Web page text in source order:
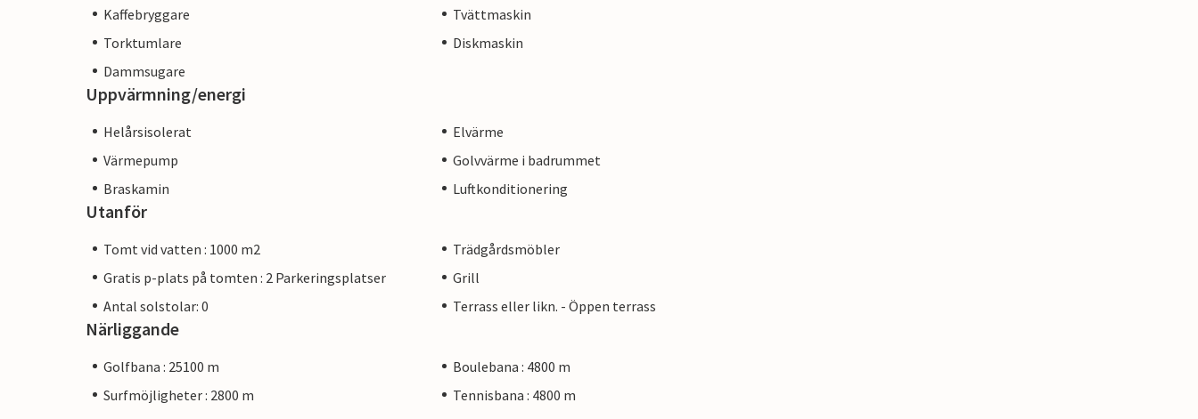
Kaffebryggare
Tvättmaskin
Torktumlare
Diskmaskin
Dammsugare
Uppvärmning/energi
Helårsisolerat
Elvärme
Värmepump
Golvvärme i badrummet
Braskamin
Luftkonditionering
Utanför
Tomt vid vatten : 1000 m2
Trädgårdsmöbler
Gratis p-plats på tomten : 2 Parkeringsplatser
Grill
Antal solstolar: 0
Terrass eller likn. - Öppen terrass
Närliggande
Golfbana : 25100 m
Boulebana : 4800 m
Surfmöjligheter : 2800 m
Tennisbana : 4800 m